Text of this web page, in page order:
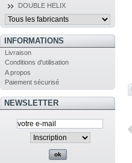
DOUBLE HELIX
INFORMATIONS
Livraison
Conditions d'utilisation
A propos
Paiement sécurisé
NEWSLETTER
Mandrin à...